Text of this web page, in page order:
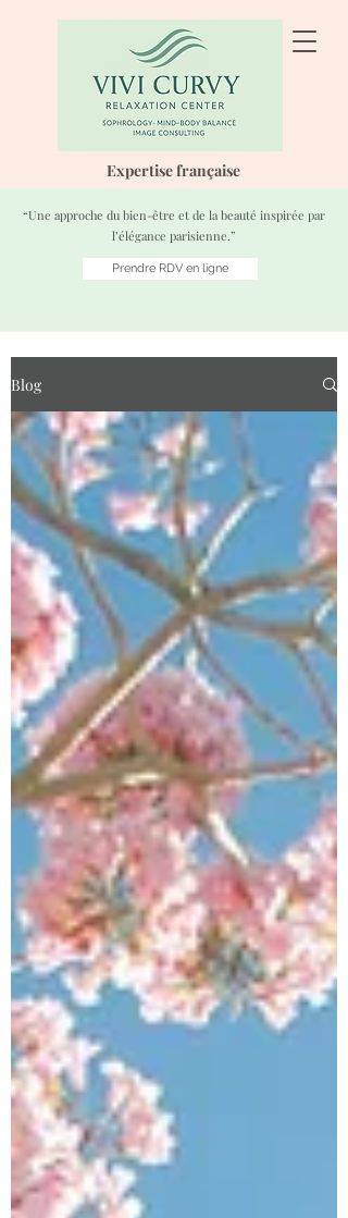
Expertise française
“Une approche du bien-être et de la beauté inspirée par
l’élégance parisienne.”
Prendre RDV en ligne
Blog